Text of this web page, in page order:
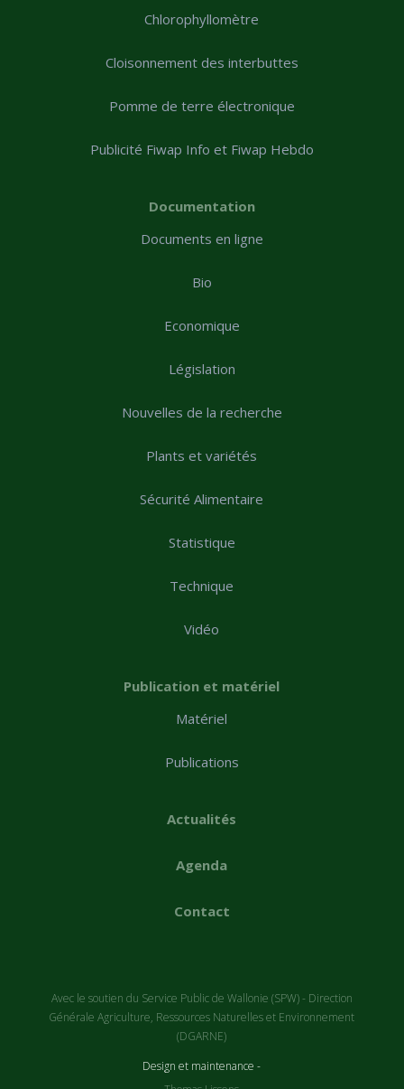
Chlorophyllomètre
Cloisonnement des interbuttes
Pomme de terre électronique
Publicité Fiwap Info et Fiwap Hebdo
Documentation
Documents en ligne
Bio
Economique
Législation
Nouvelles de la recherche
Plants et variétés
Sécurité Alimentaire
Statistique
Technique
Vidéo
Publication et matériel
Matériel
Publications
Actualités
Agenda
Contact
Avec le soutien du Service Public de Wallonie (SPW) - Direction
Générale Agriculture, Ressources Naturelles et Environnement
(DGARNE)
Design et maintenance -